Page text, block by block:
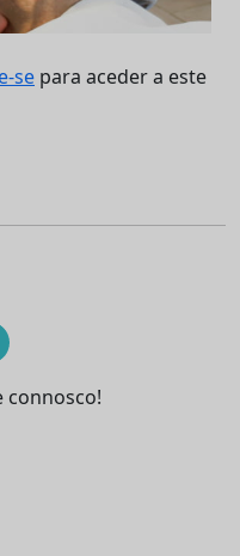
se para aceder a este
connosco!